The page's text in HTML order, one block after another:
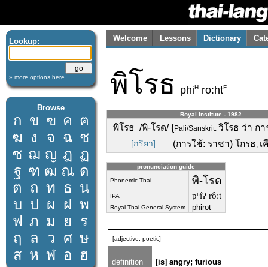
Lookup:
» more options here
Browse
ก ข ฃ ค ฅ
ฆ ง จ ฉ ช
ซ ฌ ญ ฎ ฏ
ฐ ฑ ฒ ณ ด
ต ถ ท ธ น
บ ป ผ ฝ พ
ฟ ภ ม ย
ร
ฤ
ล ว ศ ษ
ส ห ฬ อ ฮ
Welcome Lessons Dictionary
พิโรธ phiH ro:htF
Royal Institute - 1982
พิโรธ /พิ-โรด/ {Pali/Sanskrit: วิโรธ ว่า ก
[กริยา] (การใช้: ราชา) โกรธ , เ
pronunciation guide
Phonemic Thai พิ-โรด
IPA pʰíʔ rôːt
Royal Thai General System phirot
[adjective, poetic]
definition [is] angry; furious